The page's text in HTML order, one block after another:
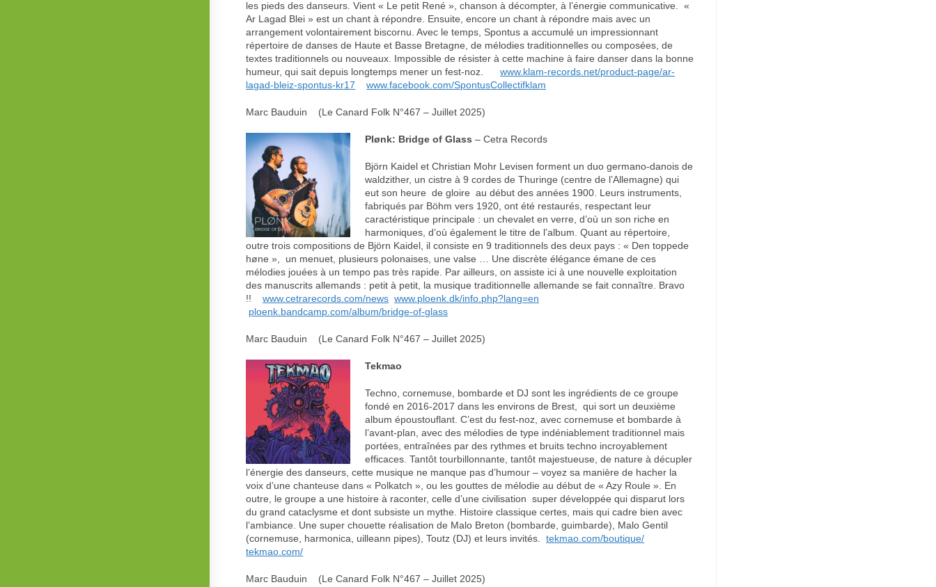
les pieds des danseurs. Vient « Le petit René », chanson à décompter, à l’énergie communicative. «
Ar Lagad Blei » est un chant à répondre. Ensuite, encore un chant à répondre mais avec un
arrangement volontairement biscornu. Avec le temps, Spontus a accumulé un impressionnant
répertoire de danses de Haute et Basse Bretagne, de mélodies traditionnelles ou composées, de
textes traditionnels ou nouveaux. Impossible de résister à cette machine à faire danser dans la bonne
humeur, qui sait depuis longtemps mener un fest-noz.www.klam-records.net/product-page/ar-
lagad-bleiz-spontus-kr17
www.facebook.com/SpontusCollectifklam
Marc Bauduin (Le Canard Folk N°467 – Juillet 2025)
Plønk: Bridge of Glass– Cetra Records
Björn Kaidel et Christian Mohr Levisen forment un duo germano-danois de
waldzither, un cistre à 9 cordes de Thuringe (centre de l’Allemagne) qui
eut son heure de gloire au début des années 1900. Leurs instruments,
fabriqués par Böhm vers 1920, ont été restaurés, respectant leur
caractéristique principale : un chevalet en verre, d’où un son riche en
harmoniques, d’où également le titre de l’album. Quant au répertoire,
outre trois compositions de Björn Kaidel, il consiste en 9 traditionnels des deux pays : « Den toppede
høne », un menuet, plusieurs polonaises, une valse … Une discrète élégance émane de ces
mélodies jouées à un tempo pas très rapide. Par ailleurs, on assiste ici à une nouvelle exploitation
des manuscrits allemands : petit à petit, la musique traditionnelle allemande se fait connaître. Bravo
!!www.cetrarecords.com/news www.ploenk.dk/info.php?lang=en
ploenk.bandcamp.com/album/bridge-of-glass
Marc Bauduin (Le Canard Folk N°467 – Juillet 2025)
Tekmao
Techno, cornemuse, bombarde et DJ sont les ingrédients de ce groupe
fondé en 2016-2017 dans les environs de Brest, qui sort un deuxième
album époustouflant. C’est du fest-noz, avec cornemuse et bombarde à
l’avant-plan, avec des mélodies de type indéniablement traditionnel mais
portées, entraînées par des rythmes et bruits techno incroyablement
efficaces. Tantôt tourbillonnante, tantôt majestueuse, de nature à décupler
l’énergie des danseurs, cette musique ne manque pas d’humour – voyez sa manière de hacher la
voix d’une chanteuse dans « Polkatch », ou les gouttes de mélodie au début de « Azy Roule ». En
outre, le groupe a une histoire à raconter, celle d’une civilisation super développée qui disparut lors
du grand cataclysme et dont subsiste un mythe. Histoire classique certes, mais qui cadre bien avec
l’ambiance. Une super chouette réalisation de Malo Breton (bombarde, guimbarde), Malo Gentil
(cornemuse, harmonica, uilleann pipes), Toutz (DJ) et leurs invités.tekmao.com/boutique/
tekmao.com/
Marc Bauduin (Le Canard Folk N°467 – Juillet 2025)